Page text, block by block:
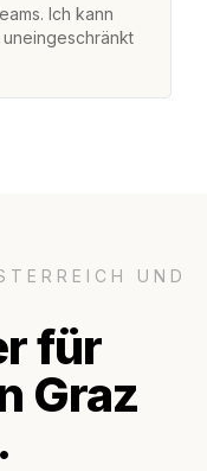
Ich kann
UND
für
Graz